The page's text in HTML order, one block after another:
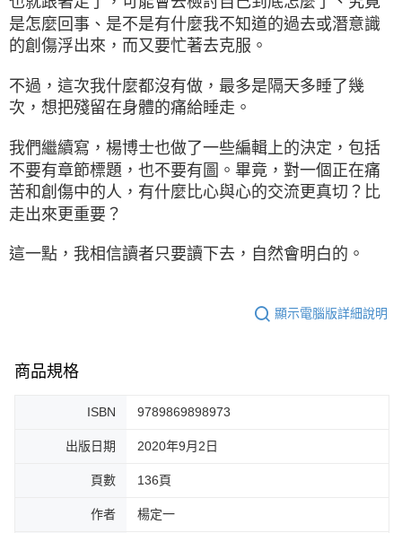
是怎麼回事、是不是有什麼我不知道的過去或潛意識
的創傷浮出來，而又要忙著去克服。
不過，這次我什麼都沒有做，最多是隔天多睡了幾
次，想把殘留在身體的痛給睡走。
我們繼續寫，楊博士也做了一些編輯上的決定，包括
不要有章節標題，也不要有圖。畢竟，對一個正在痛
苦和創傷中的人，有什麼比心與心的交流更真切？比
走出來更重要？
這一點，我相信讀者只要讀下去，自然會明白的。
顯示電腦版詳細說明
商品規格
ISBN 9789869898973
出版日期 2020年9月2日
頁數 136頁
作者 楊定一